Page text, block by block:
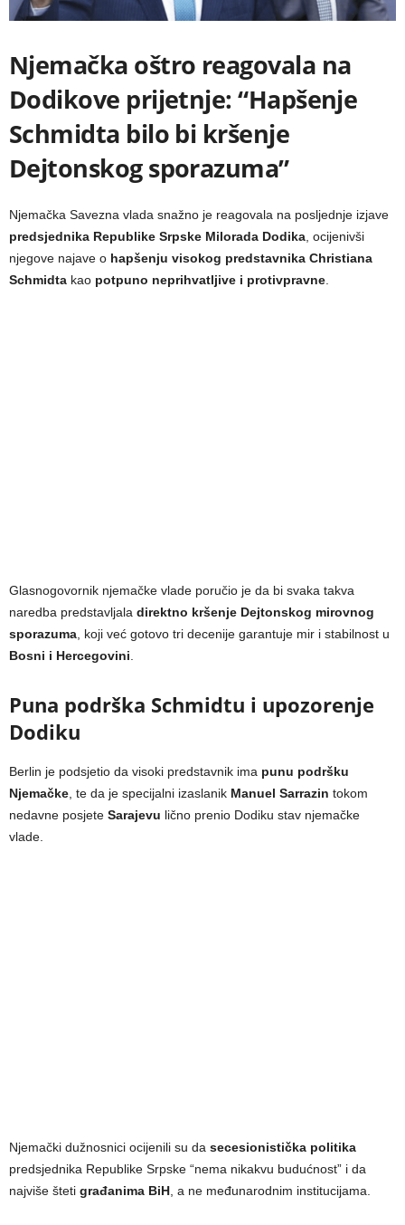
Njemačka oštro reagovala na
Dodikove prijetnje: “Hapšenje
Schmidta bilo bi kršenje
Dejtonskog sporazuma”
Njemačka Savezna vlada snažno je reagovala na posljednje izjave
predsjednika Republike Srpske Milorada Dodika , ocijenivši
njegove najave o hapšenju visokog predstavnika Christiana
Schmidta kao potpuno neprihvatljive i protivpravne
Glasnogovornik njemačke vlade poručio je da bi svaka takva
naredba predstavljala direktno kršenje Dejtonskog mirovnog
sporazuma , koji već gotovo tri decenije garantuje mir i stabilnost u
Bosni i Hercegovini
Puna podrška Schmidtu i upozorenje
Dodiku
Berlin je podsjetio da visoki predstavnik ima punu podršku
Njemačke , te da je specijalni izaslanik Manuel Sarrazin tokom
nedavne posjete Sarajevu lično prenio Dodiku stav njemačke
vlade.
Njemački dužnosnici ocijenili su da secesionistička politika
predsjednika Republike Srpske “nema nikakvu budućnost” i da
najviše šteti građanima BiH , a ne međunarodnim institucijama.